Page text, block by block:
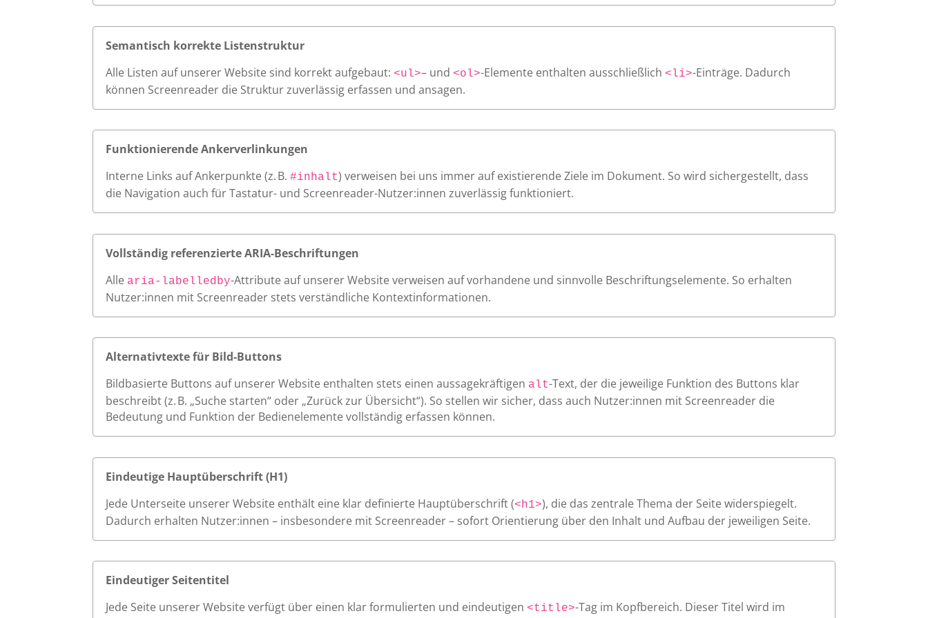
Semantisch korrekte Listenstruktur
Alle Listen auf unserer Website sind korrekt aufgebaut: <ul>– und <ol>-Elemente enthalten ausschließlich <li>-Einträge. Dadurch
können Screenreader die Struktur zuverlässig erfassen und ansagen.
Funktionierende Ankerverlinkungen
Interne Links auf Ankerpunkte (z. B.#inhalt) verweisen bei uns immer auf existierende Ziele im Dokument. So wird sichergestellt, dass
die Navigation auch für Tastatur- und Screenreader-Nutzer:innen zuverlässig funktioniert.
Vollständig referenzierte ARIA-Beschriftungen
Alle aria-labelledby-Attribute auf unserer Website verweisen auf vorhandene und sinnvolle Beschriftungselemente. So erhalten
Nutzer:innen mit Screenreader stets verständliche Kontextinformationen.
Alternativtexte für Bild-Buttons
Bildbasierte Buttons auf unserer Website enthalten stets einen aussagekräftigen alt-Text, der die jeweilige Funktion des Buttons klar
beschreibt (z. B. „Suche starten“ oder „Zurück zur Übersicht“). So stellen wir sicher, dass auch Nutzer:innen mit Screenreader die
Bedeutung und Funktion der Bedienelemente vollständig erfassen können.
Eindeutige Hauptüberschrift (H1)
Jede Unterseite unserer Website enthält eine klar definierte Hauptüberschrift (<h1>), die das zentrale Thema der Seite widerspiegelt.
Dadurch erhalten Nutzer:innen – insbesondere mit Screenreader – sofort Orientierung über den Inhalt und Aufbau der jeweiligen Seite.
Eindeutiger Seitentitel
Jede Seite unserer Website verfügt über einen klar formulierten und eindeutigen <title>-Tag im Kopfbereich. Dieser Titel wird im